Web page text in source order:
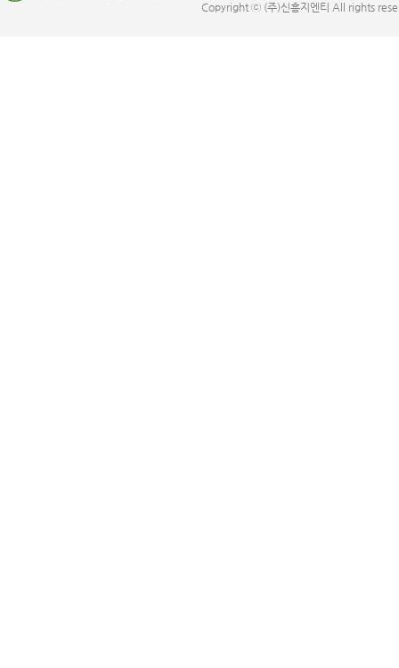
Copyright ⓒ (주)신흥지엔티 All rights